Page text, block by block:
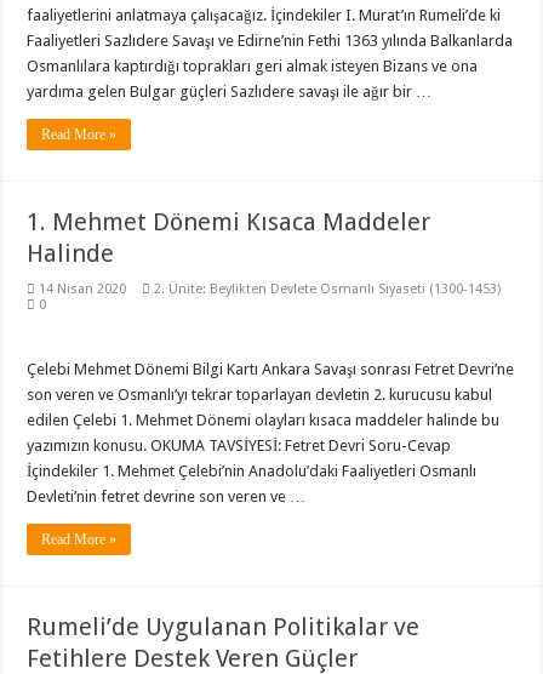
faaliyetlerini anlatmaya çalışacağız. İçindekiler I. Murat’ın Rumeli’de ki
Faaliyetleri Sazlıdere Savaşı ve Edirne’nin Fethi 1363 yılında Balkanlarda
Osmanlılara kaptırdığı toprakları geri almak isteyen Bizans ve ona
yardıma gelen Bulgar güçleri Sazlıdere savaşı ile ağır bir …
Read More »
1. Mehmet Dönemi Kısaca Maddeler
Halinde
14 Nisan 2020
2. Ünite: Beylikten Devlete Osmanlı Siyaseti (1300-1453)
0
Çelebi Mehmet Dönemi Bilgi Kartı Ankara Savaşı sonrası Fetret Devri’ne
son veren ve Osmanlı’yı tekrar toparlayan devletin 2. kurucusu kabul
edilen Çelebi 1. Mehmet Dönemi olayları kısaca maddeler halinde bu
yazımızın konusu. OKUMA TAVSİYESİ: Fetret Devri Soru-Cevap
İçindekiler 1. Mehmet Çelebi’nin Anadolu’daki Faaliyetleri Osmanlı
Devleti’nin fetret devrine son veren ve …
Read More »
Rumeli’de Uygulanan Politikalar ve
Fetihlere Destek Veren Güçler